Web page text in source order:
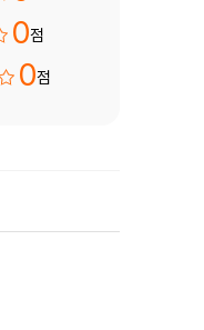
0점
0점